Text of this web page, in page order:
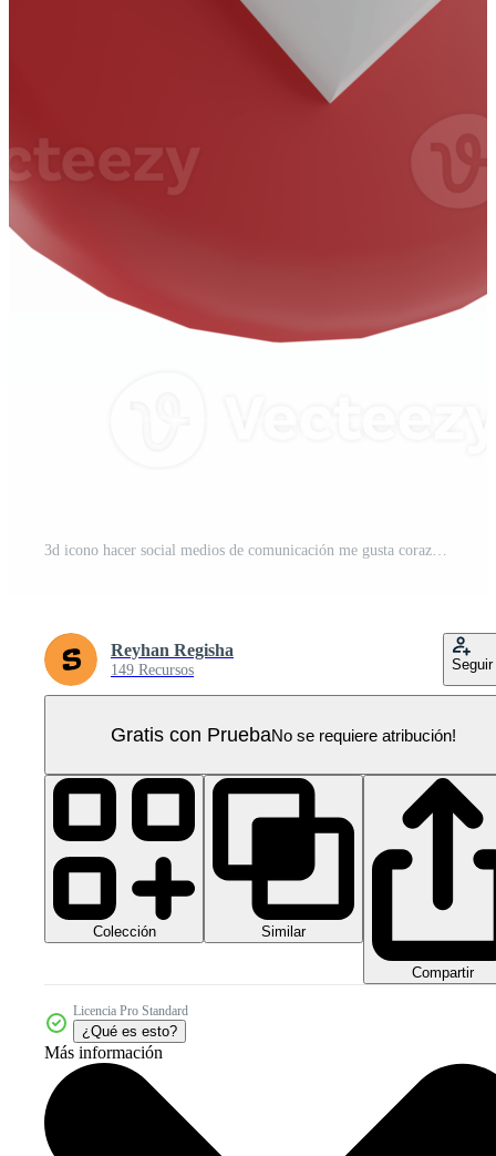
3d icono hacer social medios de comunicación me gusta corazón PNG Pro
Reyhan Regisha
149 Recursos Seguir
Gratis con PruebaNo se requiere atribución!
Colección Similar
Compartir
Licencia Pro Standard
¿Qué es esto?
Más información